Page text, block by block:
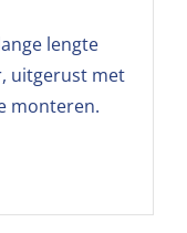
lengte
uitgerust met
monteren.